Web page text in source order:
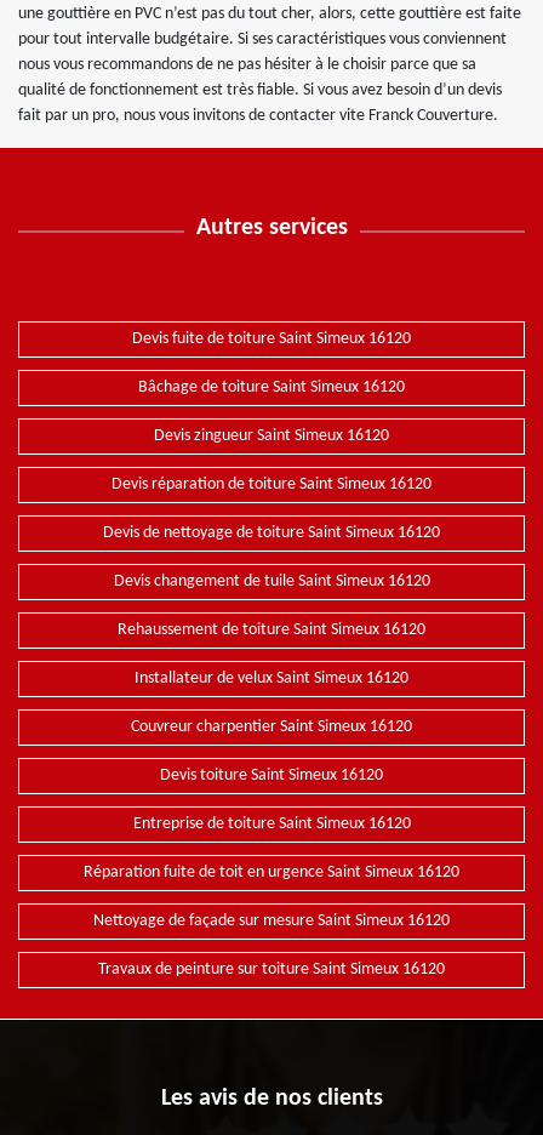
une gouttière en PVC n’est pas du tout cher, alors, cette gouttière est faite
pour tout intervalle budgétaire. Si ses caractéristiques vous conviennent
nous vous recommandons de ne pas hésiter à le choisir parce que sa
qualité de fonctionnement est très fiable. Si vous avez besoin d’un devis
fait par un pro, nous vous invitons de contacter vite Franck Couverture.
Autres services
Devis fuite de toiture Saint Simeux 16120
Bâchage de toiture Saint Simeux 16120
Devis zingueur Saint Simeux 16120
Devis réparation de toiture Saint Simeux 16120
Devis de nettoyage de toiture Saint Simeux 16120
Devis changement de tuile Saint Simeux 16120
Rehaussement de toiture Saint Simeux 16120
Installateur de velux Saint Simeux 16120
Couvreur charpentier Saint Simeux 16120
Devis toiture Saint Simeux 16120
Entreprise de toiture Saint Simeux 16120
Réparation fuite de toit en urgence Saint Simeux 16120
Nettoyage de façade sur mesure Saint Simeux 16120
Travaux de peinture sur toiture Saint Simeux 16120
Les avis de nos clients